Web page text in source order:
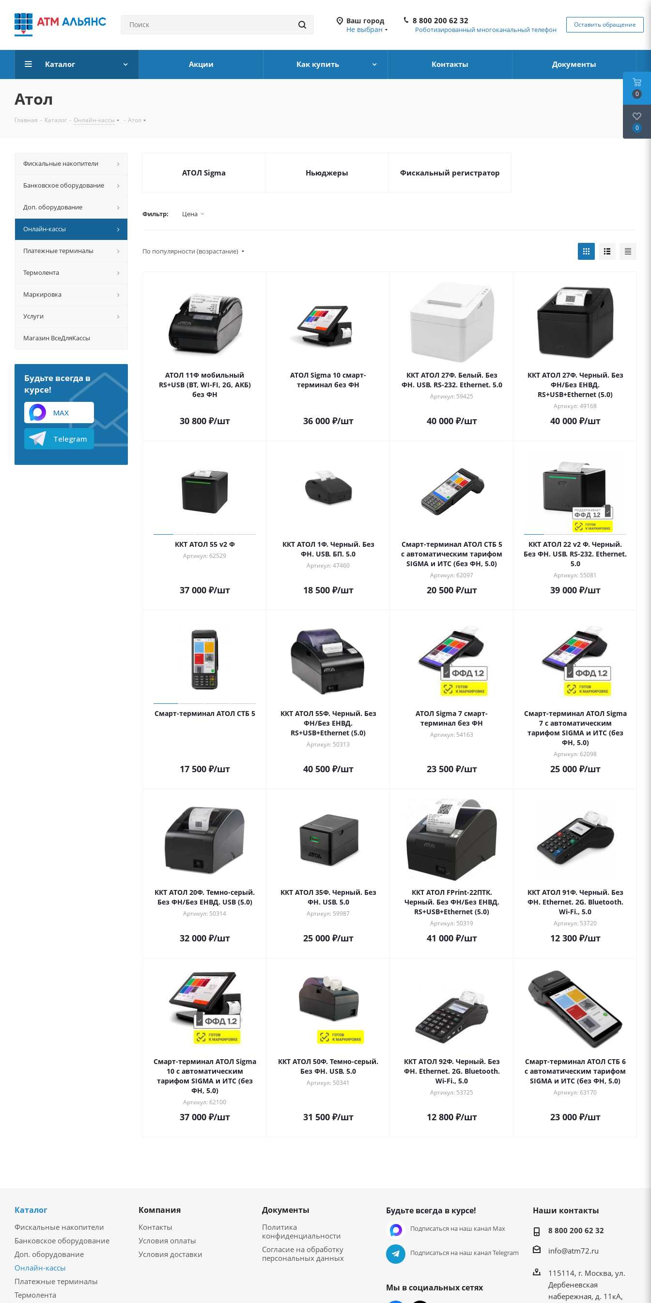
Ваш город
Не выбран
8 800 200 62 32
Роботизированный многоканальный телефон
Оставить обращение
Каталог Акции Как купить Контакты Документы
Атол
Главная - Каталог - Онлайн-кассы - Атол
АТОЛ Sigma Ньюджеры Фискальный регистратор
Фильтр: Цена
По популярности (возрастание)
АТОЛ 11Ф мобильный
RS+USB (BT, WI-FI, 2G, АКБ)
без ФН
30 800₽/шт
АТОЛ Sigma 10 смарт-
терминал без ФН
36 000₽/шт
ККТ АТОЛ 27Ф. Белый. Без
ФН. USB. RS-232. Ethernet. 5.0
Артикул: 59425
40 000₽/шт
ККТ АТОЛ 27Ф. Черный. Без
ФН/Без ЕНВД.
RS+USB+Ethernet (5.0)
Артикул: 49168
40 000₽/шт
ККТ АТОЛ 55 v2 Ф
Артикул: 62529
37 000₽/шт
ККТ АТОЛ 1Ф. Черный. Без
ФН. USB. БП. 5.0
Артикул: 47460
18 500₽/шт
Смарт-терминал АТОЛ СТБ 5
с автоматическим тарифом
SIGMA и ИТС (без ФН, 5.0)
Артикул: 62097
20 500₽/шт
ККТ АТОЛ 22 v2 Ф. Черный.
Без ФН. USB. RS-232. Ethernet.
5.0
Артикул: 55081
39 000₽/шт
Смарт-терминал АТОЛ СТБ 5
17 500₽/шт
ККТ АТОЛ 55Ф. Черный. Без
ФН/Без ЕНВД.
RS+USB+Ethernet (5.0)
Артикул: 50313
40 500₽/шт
АТОЛ Sigma 7 смарт-
терминал без ФН
Артикул: 54163
23 500₽/шт
Смарт-терминал АТОЛ Sigma
7 с автоматическим
тарифом SIGMA и ИТС (без
ФН, 5.0)
Артикул: 62098
25 000₽/шт
ККТ АТОЛ 20Ф. Темно-серый.
Без ФН/Без ЕНВД. USB (5.0)
Артикул: 50314
32 000₽/шт
ККТ АТОЛ 35Ф. Черный. Без
ФН. USB. 5.0
Артикул: 59987
25 000₽/шт
ККТ АТОЛ FPrint-22ПТК.
Черный. Без ФН/Без ЕНВД.
RS+USB+Ethernet (5.0)
Артикул: 50319
41 000₽/шт
ККТ АТОЛ 91Ф. Черный. Без
ФН. Ethernet. 2G. Bluetooth.
Wi-Fi., 5.0
Артикул: 53720
12 300₽/шт
Смарт-терминал АТОЛ Sigma
10 с автоматическим
тарифом SIGMA и ИТС (без
ФН, 5.0)
Артикул: 62100
37 000₽/шт
ККТ АТОЛ 50Ф. Темно-серый.
Без ФН. USB. 5.0
Артикул: 50341
31 500₽/шт
ККТ АТОЛ 92Ф. Черный. Без
ФН. Ethernet. 2G. Bluetooth.
Wi-Fi., 5.0
Артикул: 53725
12 800₽/шт
Смарт-терминал АТОЛ СТБ 6
с автоматическим тарифом
SIGMA и ИТС (без ФН, 5.0)
Артикул: 63170
23 000₽/шт
Фискальные накопители
Банковское оборудование
Доп. оборудование
Онлайн-кассы
Платежные терминалы
Термолента
Маркировка
Услуги
Магазин ВсеДляКассы
Будьте всегда в
курсе!
MAX
Telegram
Каталог
Фискальные накопители
Банковское оборудование
Доп. оборудование
Онлайн-кассы
Платежные терминалы
Термолента
Компания
Контакты
Условия оплаты
Условия доставки
Документы
Политика
конфиденциальности
Согласие на обработку
персональных данных
Будьте всегда в курсе!
Подписаться на наш канал Max
Подписаться на наш канал Telegram
Мы в социальных сетях
Наши контакты
8 800 200 62 32
info@atm72.ru
115114, г. Москва, ул.
Дербеневская
набережная, д. 11кА,
0
0